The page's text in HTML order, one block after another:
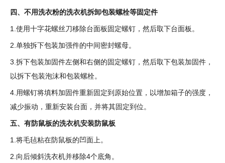
四、不用洗衣粉的洗衣机拆卸包装螺栓等固定件
1.使用十字花螺丝刀移除台面板固定螺钉，然后取下台面板。
2.单独拆下包装加强件的中间密封螺母。
3.拆下包装加固件左侧和右侧的固定螺钉，然后取下包装加固件，
以拆下包装泡沫和包装螺栓。
4.用螺钉将填料加固件重新固定到原始位置，以增加箱子的强度，
减少振动，重新安装台面，并将其固定到位。
五、有防鼠板的洗衣机安装防鼠板
1.将毛毡粘在防鼠板的凹面上。
2.向后倾斜洗衣机并移除4个底角。